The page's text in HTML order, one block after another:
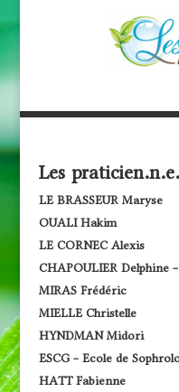
Les
LE BRASSEUR Maryse
OUALI Hakim
LE CORNEC Alexis
CHAPOULIER Delphine
MIRAS Frédéric
MIELLE Christelle
HYNDMAN Midori
ESCG – Ecole de
HATT Fabienne